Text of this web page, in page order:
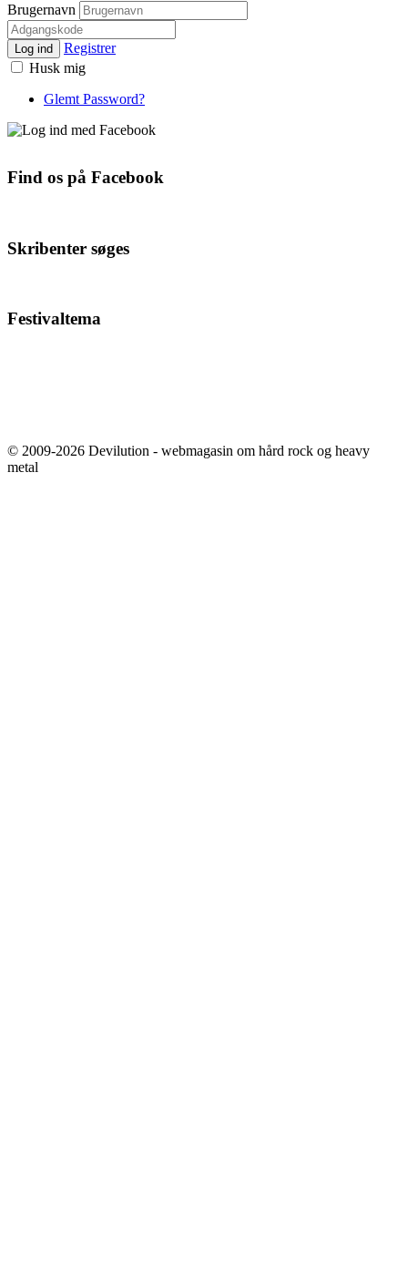
Brugernavn
Log ind
Registrer
Husk mig
Glemt Password?
Find os på Facebook
Skribenter søges
Festivaltema
© 2009-2026 Devilution - webmagasin om hård rock og heavy
metal